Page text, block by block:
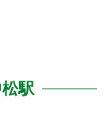
駅